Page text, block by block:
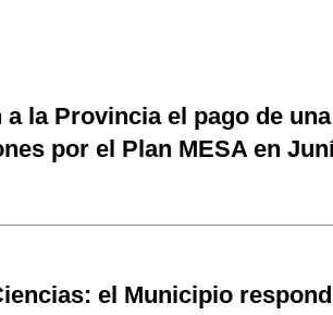
a la Provincia el pago de
por el Plan MESA en
el Municipio